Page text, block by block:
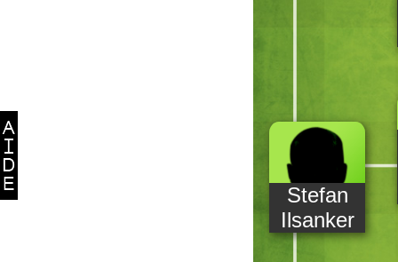
Stefan
Ilsanker